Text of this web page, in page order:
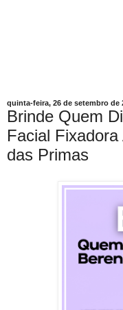
quinta-feira, 26 de setembro de
Brinde Quem
Facial
das Primas